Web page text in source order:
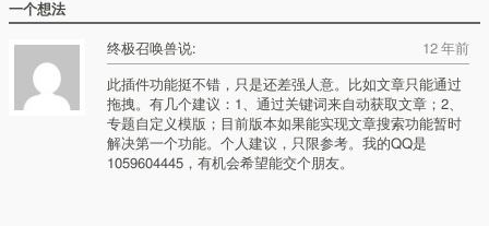
一个想法
终极召唤兽说: 12 年前
此插件功能挺不错，只是还差强人意。比如文章只能通过
拖拽。有几个建议：1、通过关键词来自动获取文章；2、
专题自定义模版；目前版本如果能实现文章搜索功能暂时
解决第一个功能。个人建议，只限参考。我的QQ是
1059604445，有机会希望能交个朋友。